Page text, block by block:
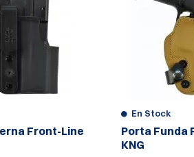
Front-Line
En Stock
Porta Funda
KNG